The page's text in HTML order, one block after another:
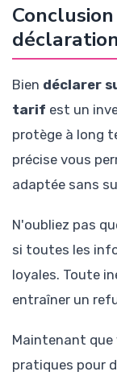
Bien déclarer
tarif est un
protège à long
précise vous
adaptée sans
N'oubliez pas
si toutes les
loyales. Toute
entraîner un
Maintenant que
pratiques pour